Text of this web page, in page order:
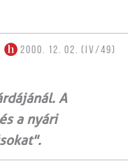
2000. 12. 02. (IV/49)
A
a nyári